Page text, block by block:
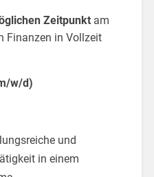
Zeitpunktam
Finanzen in Vollzeit
w/d)
und
in einem